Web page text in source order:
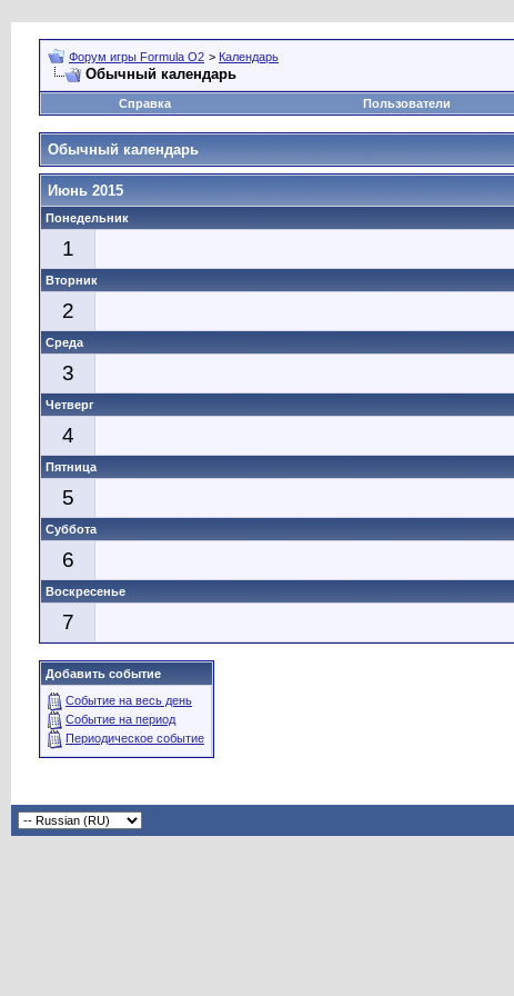
Форум игры Formula O2 > Календарь
Обычный календарь
Справка Пользователи
Обычный календарь
Июнь 2015
Понедельник
1
Вторник
2
Среда
3
Четверг
4
Пятница
5
Суббота
6
Воскресенье
7
Добавить событие
Событие на весь день
Событие на период
Периодическое событие